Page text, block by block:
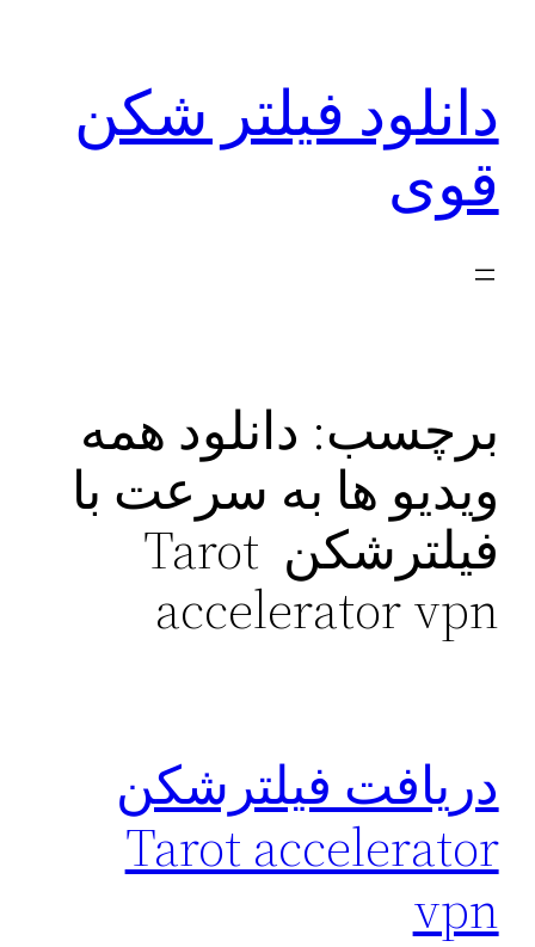
دانلود فیلتر شکن
قوی
برچسب: دانلود همه
ویدیو ها به سرعت با
فیلترشکن Tarot
accelerator vpn
دريافت فیلترشکن
Tarot accelerator
vpn